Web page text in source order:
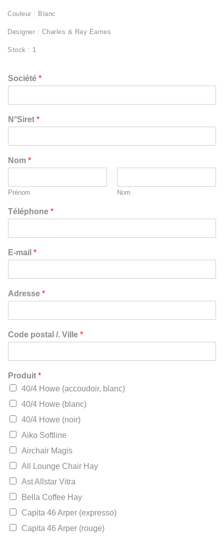
Couleur : Blanc
Designer : Charles & Ray Eames
Stock : 1
Société *
N°Siret *
Nom *
Prénom Nom
Téléphone *
E-mail *
Adresse *
Code postal /. Ville *
Produit *
40/4 Howe (accoudoir, blanc)
40/4 Howe (blanc)
40/4 Howe (noir)
Aiko Softline
Airchair Magis
All Lounge Chair Hay
Ast Allstar Vitra
Bella Coffee Hay
Capita 46 Arper (expresso)
Capita 46 Arper (rouge)